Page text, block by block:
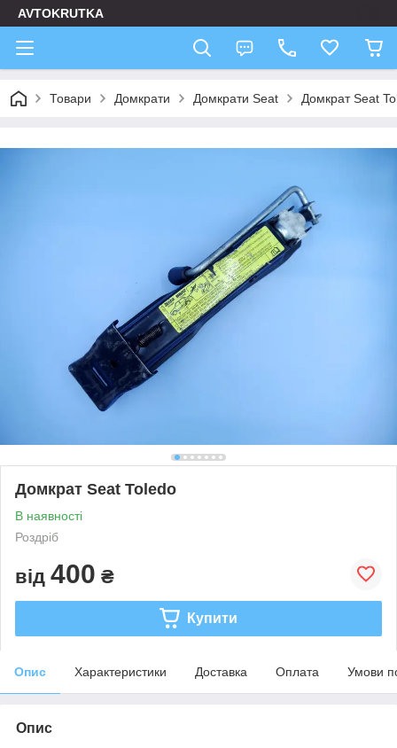
AVTOKRUTKA
Товари Домкрати Домкрати Seat Домкрат Seat
Домкрат Seat Toledo
В наявності
Роздріб
від 400 ₴
Купити
Опис Характеристики Доставка Оплата Умови
Опис